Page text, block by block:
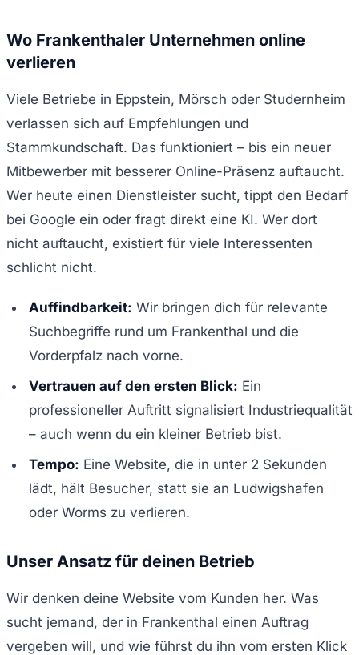
Wo Frankenthaler Unternehmen online
verlieren
Viele Betriebe in Eppstein, Mörsch oder Studernheim
verlassen sich auf Empfehlungen und
Stammkundschaft. Das funktioniert – bis ein neuer
Mitbewerber mit besserer Online-Präsenz auftaucht.
Wer heute einen Dienstleister sucht, tippt den Bedarf
bei Google ein oder fragt direkt eine KI. Wer dort
nicht auftaucht, existiert für viele Interessenten
schlicht nicht.
Auffindbarkeit: Wir bringen dich für relevante
Suchbegriffe rund um Frankenthal und die
Vorderpfalz nach vorne.
Vertrauen auf den ersten Blick: Ein
professioneller Auftritt signalisiert Industriequalität
– auch wenn du ein kleiner Betrieb bist.
Tempo: Eine Website, die in unter 2 Sekunden
lädt, hält Besucher, statt sie an Ludwigshafen
oder Worms zu verlieren.
Unser Ansatz für deinen Betrieb
Wir denken deine Website vom Kunden her. Was
sucht jemand, der in Frankenthal einen Auftrag
vergeben will, und wie führst du ihn vom ersten Klick